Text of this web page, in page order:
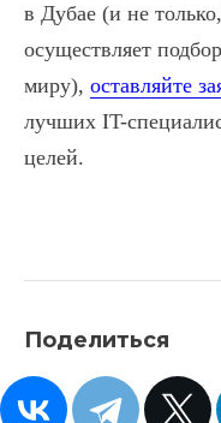
в Дубае (и не
осуществляет
миру), оставляйте
лучших IT-
целей.
Поделиться